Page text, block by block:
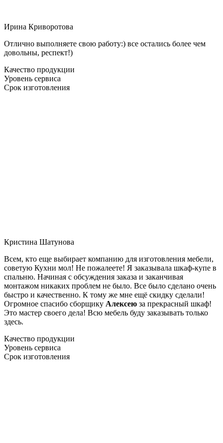
Ирина Криворотова
Отлично выполняете свою работу:) все остались более чем
довольны, респект!)
Качество продукции
Уровень сервиса
Срок изготовления
Кристина Шатунова
Всем, кто еще выбирает компанию для изготовления мебели,
советую Кухни мол! Не пожалеете! Я заказывала шкаф-купе в
спальню. Начиная с обсуждения заказа и заканчивая
монтажом никаких проблем не было. Все было сделано очень
быстро и качественно. К тому же мне ещё скидку сделали!
Огромное спасибо сборщику Алексею за прекрасный шкаф!
Это мастер своего дела! Всю мебель буду заказывать только
здесь.
Качество продукции
Уровень сервиса
Срок изготовления